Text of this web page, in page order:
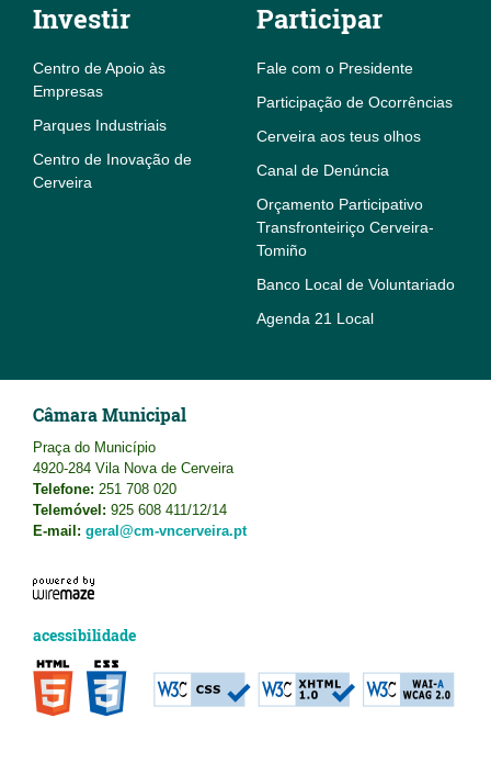
Investir
Centro de Apoio às
Empresas
Parques Industriais
Centro de Inovação de
Cerveira
Participar
Fale com o Presidente
Participação de Ocorrências
Cerveira aos teus olhos
Canal de Denúncia
Orçamento Participativo
Transfronteiriço Cerveira-
Tomiño
Banco Local de Voluntariado
Agenda 21 Local
Câmara Municipal
Praça do Município
4920-284 Vila Nova de Cerveira
Telefone: 251 708 020
Telemóvel: 925 608 411/12/14
E-mail: geral@cm-vncerveira.pt
acessibilidade